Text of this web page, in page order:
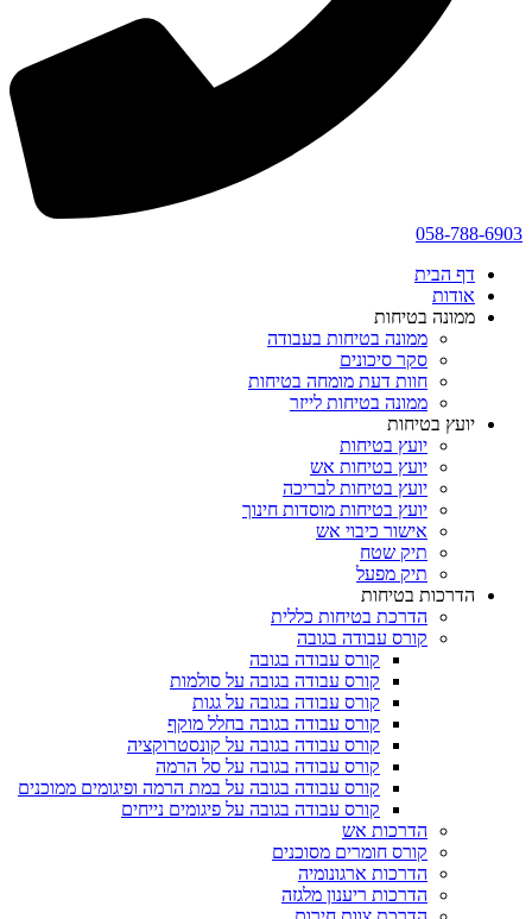
058-788-6903
דף הבית
אודות
ממונה בטיחות
ממונה בטיחות בעבודה
סקר סיכונים
חוות דעת מומחה בטיחות
ממונה בטיחות לייזר
יועץ בטיחות
יועץ בטיחות
יועץ בטיחות אש
יועץ בטיחות לבריכה
יועץ בטיחות מוסדות חינוך
אישור כיבוי אש
תיק שטח
תיק מפעל
הדרכות בטיחות
הדרכת בטיחות כללית
קורס עבודה בגובה
קורס עבודה בגובה
קורס עבודה בגובה על סולמות
קורס עבודה בגובה על גגות
קורס עבודה בגובה בחלל מוקף
קורס עבודה בגובה על קונסטרוקציה
קורס עבודה בגובה על סל הרמה
קורס עבודה בגובה על במת הרמה ופיגומים ממוכנים
קורס עבודה בגובה על פיגומים נייחים
הדרכות אש
קורס חומרים מסוכנים
הדרכות ארגונומיה
הדרכות ריענון מלגזה